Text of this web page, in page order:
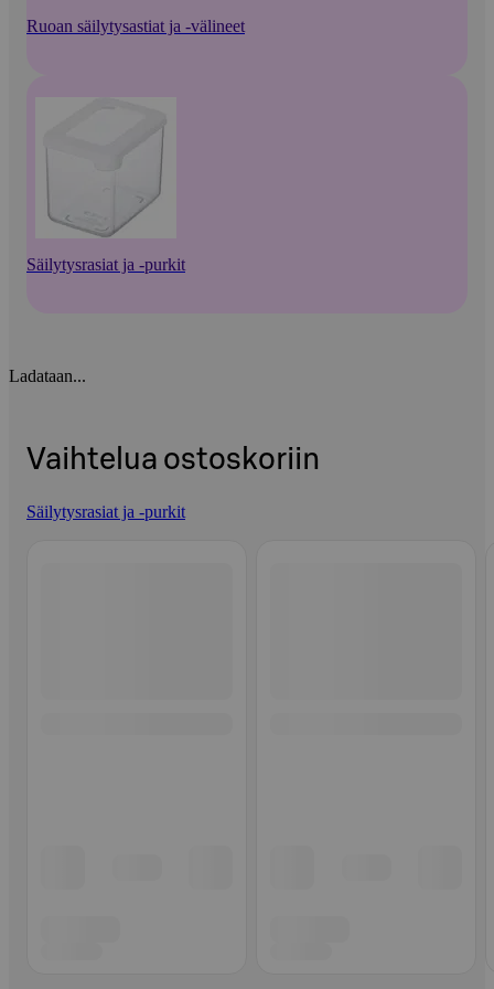
Ruoan säilytysastiat ja -välineet
Säilytysrasiat ja -purkit
Ladataan...
Vaihtelua ostoskoriin
Säilytysrasiat ja -purkit